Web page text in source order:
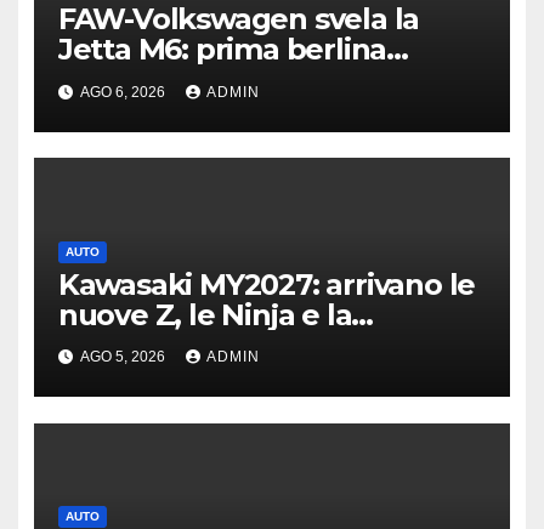
FAW-Volkswagen svela la
Jetta M6: prima berlina
elettrica del marchio
AGO 6, 2026 ADMIN
AUTO
Kawasaki MY2027: arrivano le
nuove Z, le Ninja e la
crossover Versys 650
AGO 5, 2026 ADMIN
AUTO